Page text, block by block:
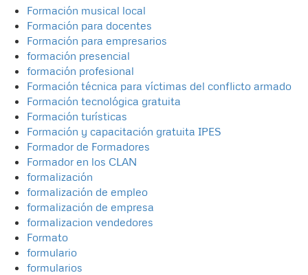
Formación musical local
Formación para docentes
Formación para empresarios
formación presencial
formación profesional
Formación técnica para víctimas del conflicto armado
Formación tecnológica gratuita
Formación turísticas
Formación y capacitación gratuita IPES
Formador de Formadores
Formador en los CLAN
formalización
formalización de empleo
formalización de empresa
formalizacion vendedores
Formato
formulario
formularios